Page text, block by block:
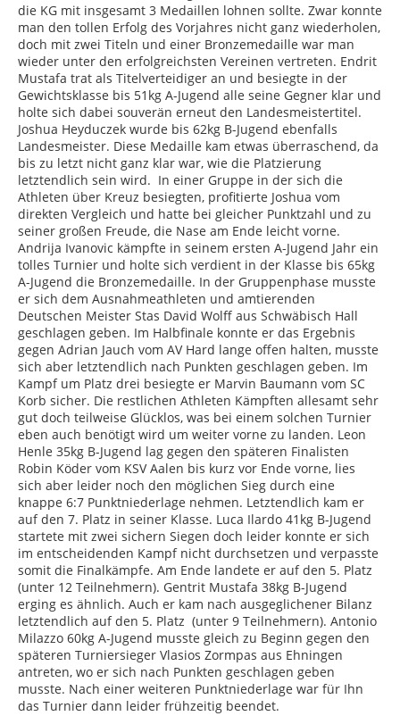
die KG mit insgesamt 3 Medaillen lohnen sollte. Zwar konnte
man den tollen Erfolg des Vorjahres nicht ganz wiederholen,
doch mit zwei Titeln und einer Bronzemedaille war man
wieder unter den erfolgreichsten Vereinen vertreten. Endrit
Mustafa trat als Titelverteidiger an und besiegte in der
Gewichtsklasse bis 51kg A-Jugend alle seine Gegner klar und
holte sich dabei souverän erneut den Landesmeistertitel.
Joshua Heyduczek wurde bis 62kg B-Jugend ebenfalls
Landesmeister. Diese Medaille kam etwas überraschend, da
bis zu letzt nicht ganz klar war, wie die Platzierung
letztendlich sein wird. In einer Gruppe in der sich die
Athleten über Kreuz besiegten, profitierte Joshua vom
direkten Vergleich und hatte bei gleicher Punktzahl und zu
seiner großen Freude, die Nase am Ende leicht vorne.
Andrija Ivanovic kämpfte in seinem ersten A-Jugend Jahr ein
tolles Turnier und holte sich verdient in der Klasse bis 65kg
A-Jugend die Bronzemedaille. In der Gruppenphase musste
er sich dem Ausnahmeathleten und amtierenden
Deutschen Meister Stas David Wolff aus Schwäbisch Hall
geschlagen geben. Im Halbfinale konnte er das Ergebnis
gegen Adrian Jauch vom AV Hard lange offen halten, musste
sich aber letztendlich nach Punkten geschlagen geben. Im
Kampf um Platz drei besiegte er Marvin Baumann vom SC
Korb sicher. Die restlichen Athleten Kämpften allesamt sehr
gut doch teilweise Glücklos, was bei einem solchen Turnier
eben auch benötigt wird um weiter vorne zu landen. Leon
Henle 35kg B-Jugend lag gegen den späteren Finalisten
Robin Köder vom KSV Aalen bis kurz vor Ende vorne, lies
sich aber leider noch den möglichen Sieg durch eine
knappe 6:7 Punktniederlage nehmen. Letztendlich kam er
auf den 7. Platz in seiner Klasse. Luca Ilardo 41kg B-Jugend
startete mit zwei sichern Siegen doch leider konnte er sich
im entscheidenden Kampf nicht durchsetzen und verpasste
somit die Finalkämpfe. Am Ende landete er auf den 5. Platz
(unter 12 Teilnehmern). Gentrit Mustafa 38kg B-Jugend
erging es ähnlich. Auch er kam nach ausgeglichener Bilanz
letztendlich auf den 5. Platz (unter 9 Teilnehmern). Antonio
Milazzo 60kg A-Jugend musste gleich zu Beginn gegen den
späteren Turniersieger Vlasios Zormpas aus Ehningen
antreten, wo er sich nach Punkten geschlagen geben
musste. Nach einer weiteren Punktniederlage war für Ihn
das Turnier dann leider frühzeitig beendet.